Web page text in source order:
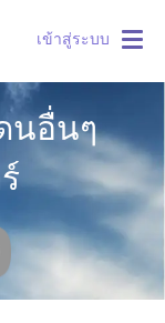
เข้าสู่ระบบ
นอื่นๆ